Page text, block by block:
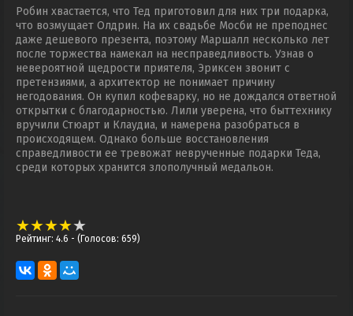
Робин хвастается, что Тед приготовил для них три подарка,
что возмущает Олдрин. На их свадьбе Мосби не преподнес
даже дешевого презента, поэтому Маршалл несколько лет
после торжества намекал на несправедливость. Узнав о
невероятной щедрости приятеля, Эриксен звонит с
претензиями, а архитектор не понимает причину
негодования. Он купил кофеварку, но не дождался ответной
открытки с благодарностью. Лили уверена, что быттехнику
вручили Стюарт и Клаудиа, и намерена разобраться в
происходящем. Однако больше восстановления
справедливости ее тревожат неврученные подарки Теда,
среди которых хранится злополучный медальон.
Рейтинг: 4.6 - (Голосов: 659)